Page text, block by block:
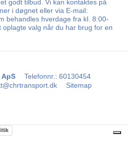
godt tilbud. Vi kan kontaktes på
i døgnet eller via E-mail:
behandles hverdage fra kl. 8:00-
oplagte valg når du har brug for en
ApS Telefonnr.: 60130454
Sitemap